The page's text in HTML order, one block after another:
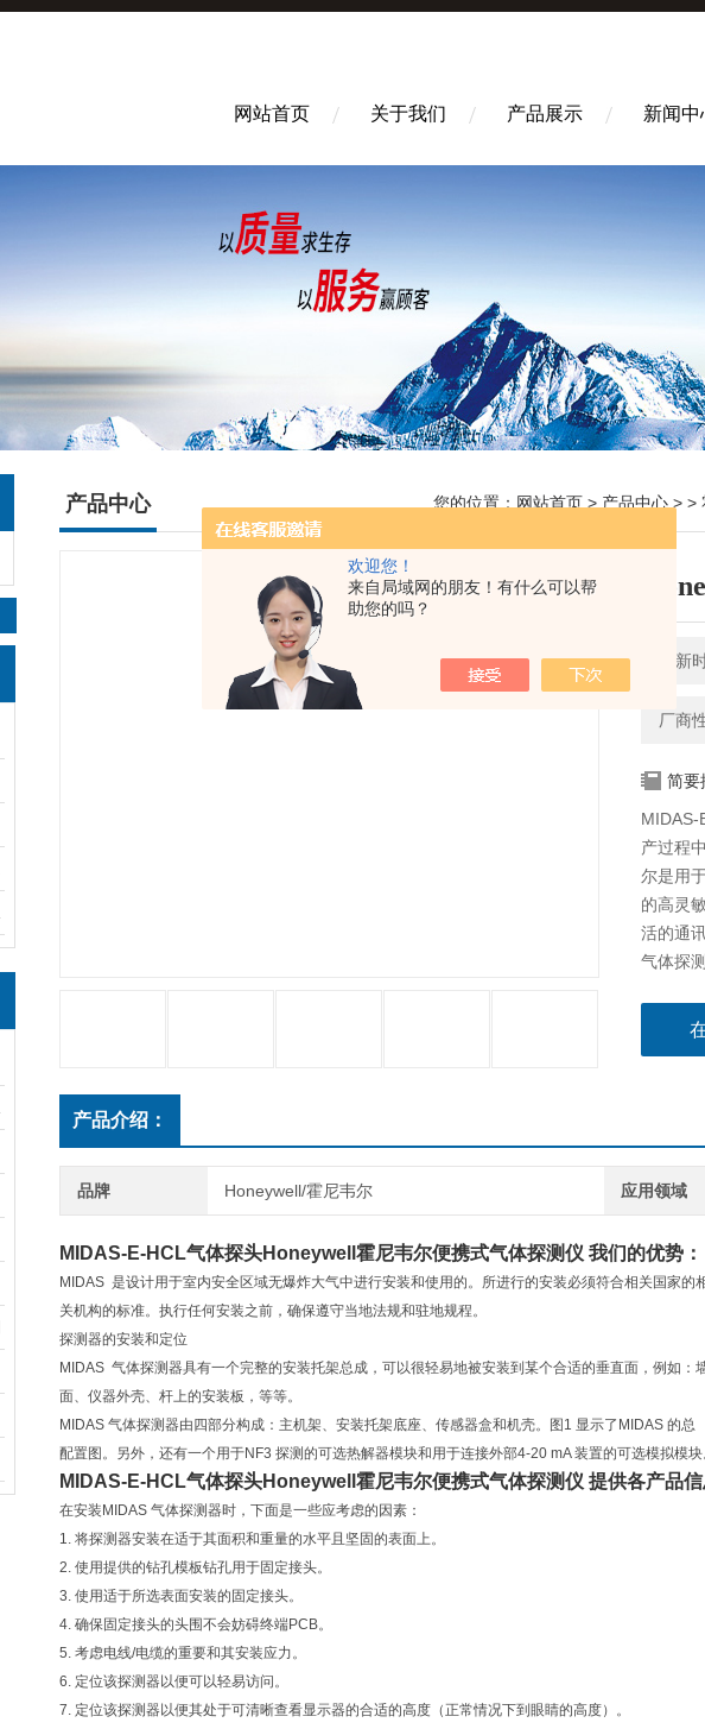
欢迎您！
来自局域网的朋友！有什么可以帮
助您的吗？
网站首页 关于我们 产品展示 新闻中
产品中心 您的位置： 网站首页 > 产品中心 > >
更新
厂商
简要
MIDAS-
产过程
尔是用
的高灵
活的通
气体探
产品介绍：
品牌 Honeywell/霍尼韦尔 应用领域
MIDAS-E-HCL气体探头Honeywell霍尼韦尔便携式气体探测仪 我们的优势：
MIDAS 是设计用于室内安全区域无爆炸大气中进行安装和使用的。所进行的安装必须符合相关国家的
关机构的标准。执行任何安装之前，确保遵守当地法规和驻地规程。
探测器的安装和定位
MIDAS 气体探测器具有一个完整的安装托架总成，可以很轻易地被安装到某个合适的垂直面，例如：
面、仪器外壳、杆上的安装板，等等。
MIDAS 气体探测器由四部分构成：主机架、安装托架底座、传感器盒和机壳。图1 显示了MIDAS 的总
配置图。另外，还有一个用于NF3 探测的可选热解器模块和用于连接外部4-20 mA 装置的可选模拟模
MIDAS-E-HCL气体探头Honeywell霍尼韦尔便携式气体探测仪 提供各产品
在安装MIDAS 气体探测器时，下面是一些应考虑的因素：
1. 将探测器安装在适于其面积和重量的水平且坚固的表面上。
2. 使用提供的钻孔模板钻孔用于固定接头。
3. 使用适于所选表面安装的固定接头。
4. 确保固定接头的头围不会妨碍终端PCB。
5. 考虑电线/电缆的重要和其安装应力。
6. 定位该探测器以便可以轻易访问。
7. 定位该探测器以便其处于可清晰查看显示器的合适的高度（正常情况下到眼睛的高度）。